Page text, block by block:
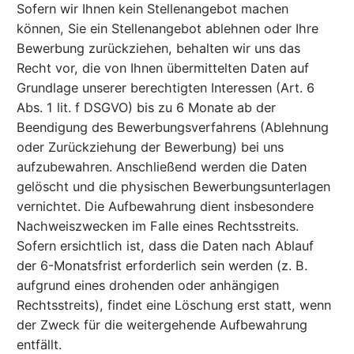
Sofern wir Ihnen kein Stellenangebot machen
können, Sie ein Stellenangebot ablehnen oder Ihre
Bewerbung zurückziehen, behalten wir uns das
Recht vor, die von Ihnen übermittelten Daten auf
Grundlage unserer berechtigten Interessen (Art. 6
Abs. 1 lit. f DSGVO) bis zu 6 Monate ab der
Beendigung des Bewerbungsverfahrens (Ablehnung
oder Zurückziehung der Bewerbung) bei uns
aufzubewahren. Anschließend werden die Daten
gelöscht und die physischen Bewerbungsunterlagen
vernichtet. Die Aufbewahrung dient insbesondere
Nachweiszwecken im Falle eines Rechtsstreits.
Sofern ersichtlich ist, dass die Daten nach Ablauf
der 6-Monatsfrist erforderlich sein werden (z. B.
aufgrund eines drohenden oder anhängigen
Rechtsstreits), findet eine Löschung erst statt, wenn
der Zweck für die weitergehende Aufbewahrung
entfällt.